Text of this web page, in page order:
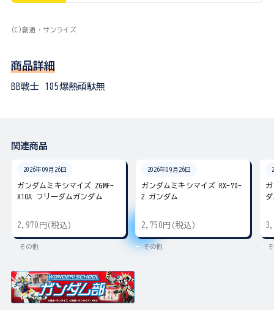
(C)創通・サンライズ
商品詳細
BB戦士 185爆熱頑駄無
関連商品
2026年09月26日
ガンダムミキシマイズ ZGMF-
X10A フリーダムガンダム
2,970円(税込)
その他
2026年09月26日
ガンダムミキシマイズ RX-78-
2 ガンダム
2,750円(税込)
その他